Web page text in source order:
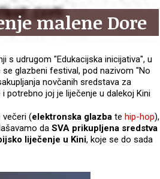
malene Dore
s udrugom "Edukacijska inicijativa", u
glazbeni festival, pod nazivom "No
novčanih sredstava za
potrebno joj je liječenje u dalekoj Kini
večeri (elektronska glazba te hip-hop),
da SVA prikupljena sredstva
liječenje u Kini, koje se do sada